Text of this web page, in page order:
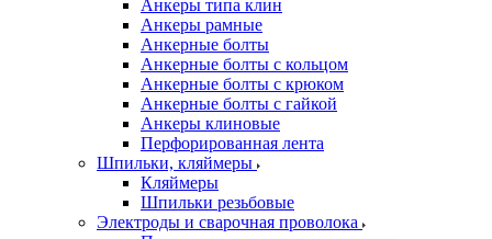
Анкеры типа клин
Анкеры рамные
Анкерные болты
Анкерные болты с кольцом
Анкерные болты с крюком
Анкерные болты с гайкой
Анкеры клиновые
Перфорированная лента
Шпильки, кляймеры
Кляймеры
Шпильки резьбовые
Электроды и сварочная проволока